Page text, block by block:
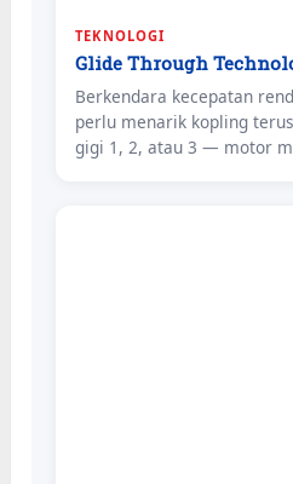
TEKNOLOGI
Glide Through
Berkendara kecepatan
perlu menarik kopling
gigi 1, 2, atau 3 — motor